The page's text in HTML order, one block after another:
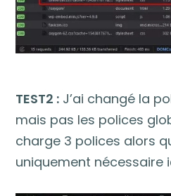
TEST2 : J’ai changé la
mais pas les polices
charge 3 polices alors
uniquement nécessaire